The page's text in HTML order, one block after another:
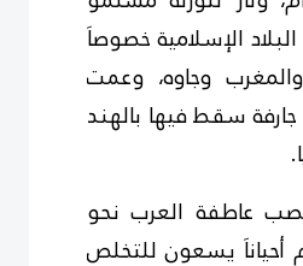
الإسلامية خصوصاَ
وجاوه، وعمت
جارفة سقط فيها بالهند
عاطفة العرب نحو
أحياناَ يسعون للتخلص